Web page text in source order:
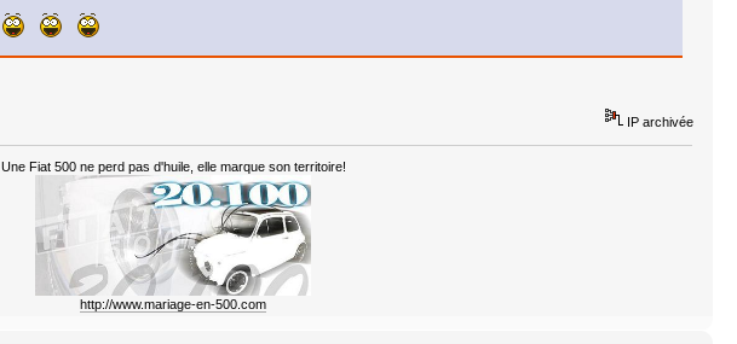
IP archivée
Une Fiat 500 ne perd pas d'huile, elle marque son territoire!
http://www.mariage-en-500.com